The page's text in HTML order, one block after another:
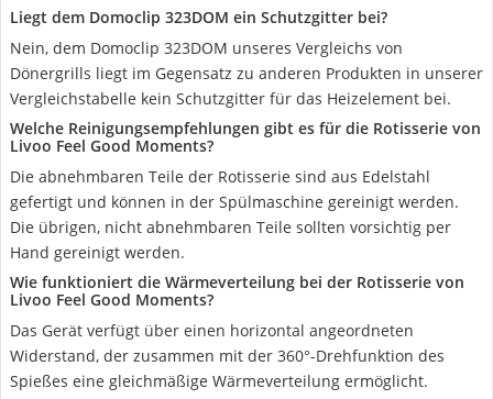
Liegt dem Domoclip 323DOM ein Schutzgitter bei?
Nein, dem Domoclip 323DOM unseres Vergleichs von
Dönergrills liegt im Gegensatz zu anderen Produkten in unserer
Vergleichstabelle kein Schutzgitter für das Heizelement bei.
Welche Reinigungsempfehlungen gibt es für die Rotisserie von
Livoo Feel Good Moments?
Die abnehmbaren Teile der Rotisserie sind aus Edelstahl
gefertigt und können in der Spülmaschine gereinigt werden.
Die übrigen, nicht abnehmbaren Teile sollten vorsichtig per
Hand gereinigt werden.
Wie funktioniert die Wärmeverteilung bei der Rotisserie von
Livoo Feel Good Moments?
Das Gerät verfügt über einen horizontal angeordneten
Widerstand, der zusammen mit der 360°-Drehfunktion des
Spießes eine gleichmäßige Wärmeverteilung ermöglicht.